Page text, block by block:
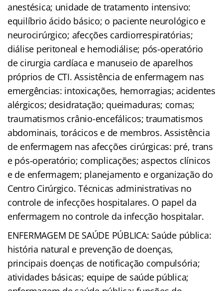
anestésica; unidade de tratamento intensivo:
equilíbrio ácido básico; o paciente neurológico e
neurocirúrgico; afecções cardiorrespiratórias;
diálise peritoneal e hemodiálise; pós-operatório
de cirurgia cardíaca e manuseio de aparelhos
próprios de CTI. Assistência de enfermagem nas
emergências: intoxicações, hemorragias; acidentes
alérgicos; desidratação; queimaduras; comas;
traumatismos crânio-encefálicos; traumatismos
abdominais, torácicos e de membros. Assistência
de enfermagem nas afecções cirúrgicas: pré, trans
e pós-operatório; complicações; aspectos clínicos
e de enfermagem; planejamento e organização do
Centro Cirúrgico. Técnicas administrativas no
controle de infecções hospitalares. O papel da
enfermagem no controle da infecção hospitalar.
ENFERMAGEM DE SAÚDE PÚBLICA: Saúde pública:
história natural e prevenção de doenças,
principais doenças de notificação compulsória;
atividades básicas; equipe de saúde pública;